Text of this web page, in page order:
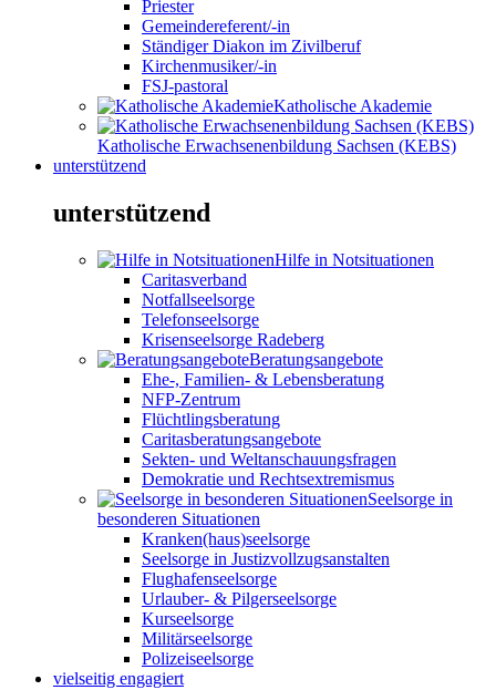
Priester
Gemeindereferent/-in
Ständiger Diakon im Zivilberuf
Kirchenmusiker/-in
FSJ-pastoral
Katholische Akademie
Katholische Erwachsenenbildung Sachsen (KEBS)
unterstützend
unterstützend
Hilfe in Notsituationen
Caritasverband
Notfallseelsorge
Telefonseelsorge
Krisenseelsorge Radeberg
Beratungsangebote
Ehe-, Familien- & Lebensberatung
NFP-Zentrum
Flüchtlingsberatung
Caritasberatungsangebote
Sekten- und Weltanschauungsfragen
Demokratie und Rechtsextremismus
Seelsorge in
besonderen Situationen
Kranken(haus)seelsorge
Seelsorge in Justizvollzugsanstalten
Flughafenseelsorge
Urlauber- & Pilgerseelsorge
Kurseelsorge
Militärseelsorge
Polizeiseelsorge
vielseitig engagiert